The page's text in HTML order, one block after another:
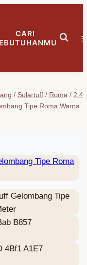
CARI
/ Solartuff / Roma / 2.4
Tipe Roma Warna